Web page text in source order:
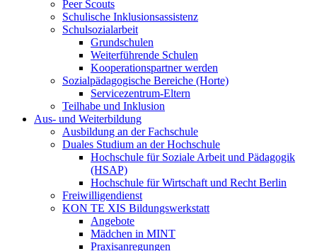
Peer Scouts
Schulische Inklusionsassistenz
Schulsozialarbeit
Grundschulen
Weiterführende Schulen
Kooperationspartner werden
Sozialpädagogische Bereiche (Horte)
Servicezentrum-Eltern
Teilhabe und Inklusion
Aus- und Weiterbildung
Ausbildung an der Fachschule
Duales Studium an der Hochschule
Hochschule für Soziale Arbeit und Pädagogik
(HSAP)
Hochschule für Wirtschaft und Recht Berlin
Freiwilligendienst
KON TE XIS Bildungswerkstatt
Angebote
Mädchen in MINT
Praxisanregungen